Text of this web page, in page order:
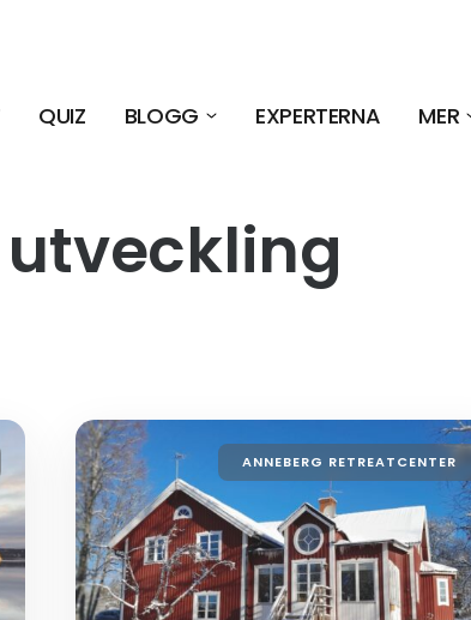
QUIZ BLOGG EXPERTERNA MER
ANNEBERG RETREATCENTER